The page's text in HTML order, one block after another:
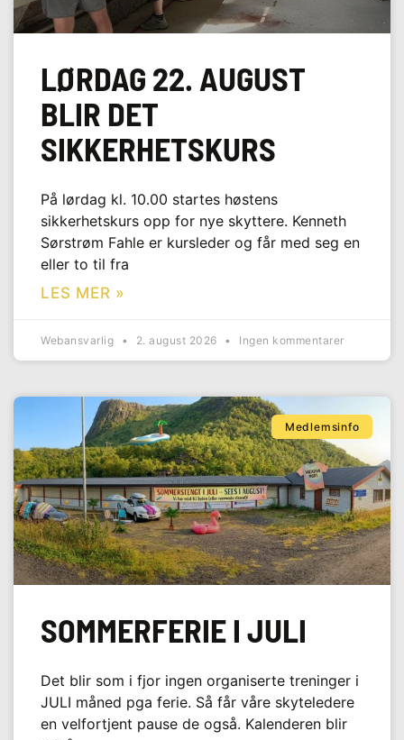
LØRDAG 22. AUGUST
BLIR DET
SIKKERHETSKURS
På lørdag kl. 10.00 startes høstens
sikkerhetskurs opp for nye skyttere. Kenneth
Sørstrøm Fahle er kursleder og får med seg en
eller to til fra
LES MER »
Webansvarlig 2. august 2026 Ingen kommentarer
Medlemsinfo
SOMMERFERIE I JULI
Det blir som i fjor ingen organiserte treninger i
JULI måned pga ferie. Så får våre skyteledere
en velfortjent pause de også. Kalenderen blir